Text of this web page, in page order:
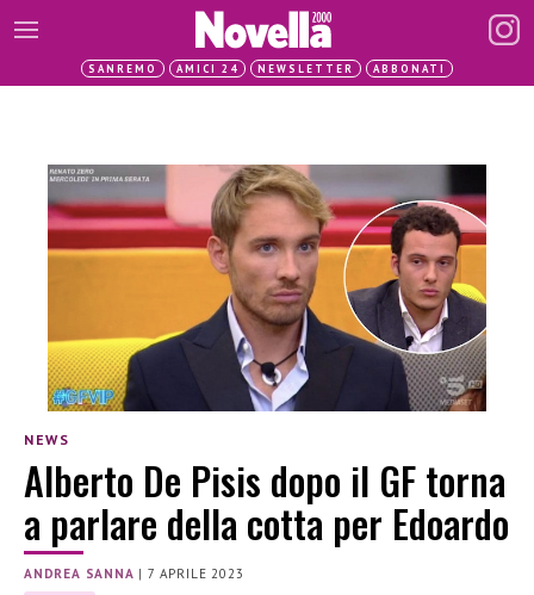
SANREMO AMICI 24 NEWSLETTER ABBONATI
NEWS
Alberto De Pisis dopo il GF torna
a parlare della cotta per Edoardo
ANDREA SANNA |7 APRILE 2023